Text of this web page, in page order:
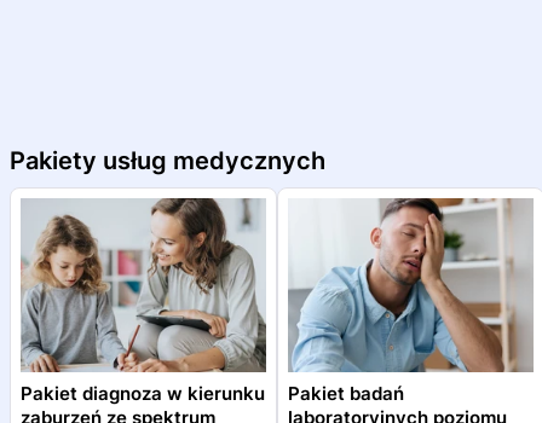
Pakiety usług medycznych
Pakiet diagnoza w kierunku
zaburzeń ze spektrum
Pakiet badań
laboratoryjnych poziomu